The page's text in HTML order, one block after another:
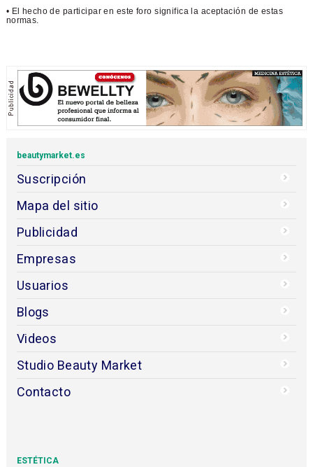
• El hecho de participar en este foro significa la aceptación de estas
normas.
beautymarket.es
Suscripción
Mapa del sitio
Publicidad
Empresas
Usuarios
Blogs
Videos
Studio Beauty Market
Contacto
ESTÉTICA